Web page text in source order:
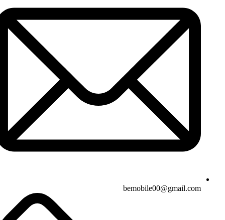
bemobile00@gmail.com